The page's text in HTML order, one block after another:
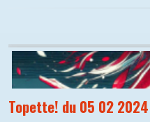
Topette! du 05 02 2024